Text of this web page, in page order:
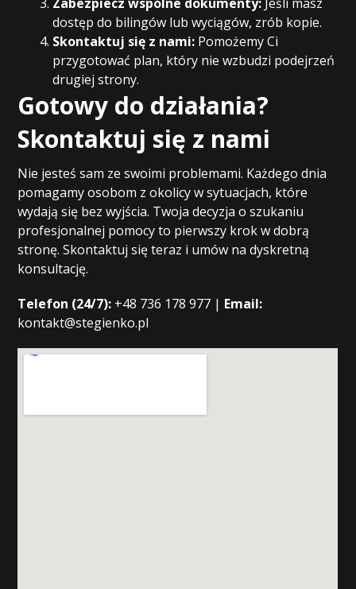
dostęp do bilingów lub wyciągów, zrób kopie.
Skontaktuj się z nami: Pomożemy Ci
przygotować plan, który nie wzbudzi podejrzeń
drugiej strony.
Gotowy do działania?
Skontaktuj się z nami
Nie jesteś sam ze swoimi problemami. Każdego dnia
pomagamy osobom z okolicy w sytuacjach, które
wydają się bez wyjścia. Twoja decyzja o szukaniu
profesjonalnej pomocy to pierwszy krok w dobrą
stronę. Skontaktuj się teraz i umów na dyskretną
konsultację.
Telefon (24/7): +48 736 178 977 | Email:
kontakt@stegienko.pl